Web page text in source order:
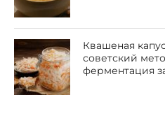
Квашеная
советский
ферментация